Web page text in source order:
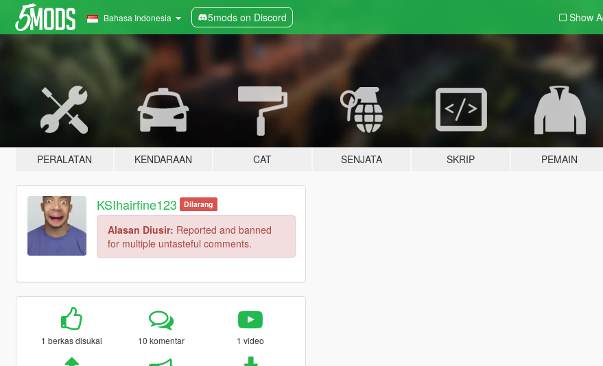
Bahasa Indonesia 5mods on Discord Show
PERALATAN KENDARAAN CAT SENJATA SKRIP PEMAIN
KSIhairfine123 Dilarang
Alasan Diusir: Reported and banned
for multiple untasteful comments.
1 berkas disukai 10 komentar 1 video